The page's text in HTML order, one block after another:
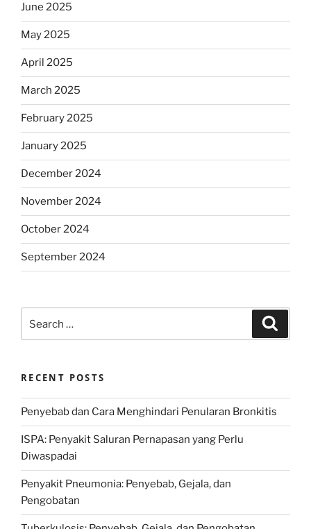
June 2025
May 2025
April 2025
March 2025
February 2025
January 2025
December 2024
November 2024
October 2024
September 2024
for:
RECENT POSTS
Penyebab dan Cara Menghindari Penularan Bronkitis
ISPA: Penyakit Saluran Pernapasan yang Perlu
Diwaspadai
Penyakit Pneumonia: Penyebab, Gejala, dan
Pengobatan